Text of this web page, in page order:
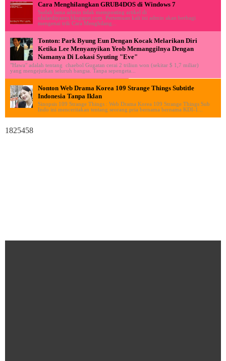
Cara Menghilangkan GRUB4DOS di Windows 7
Sudah lama admin tidak memposting artikel di
ululardiyanto.blogspot.com. Pertemuan kali ini admin akan berbagi
mengenai trik Cara Menghilang...
Tonton: Park Byung Eun Dengan Kocak Melarikan Diri
Ketika Lee Menyanyikan Yeob Memanggilnya Dengan
Namanya Di Lokasi Syuting "Eve"
"Hawa" adalah tentang chaebol Gugatan cerai 2 triliun won (sekitar $ 1,7 miliar)
yang mengejutkan seluruh bangsa. Tanpa sepengeta...
Nonton Web Drama Korea 109 Strange Things Subtitle
Indonesia Tanpa Iklan
Sinopsis 109 Strange Things : Web Drama Korea 109 Strange Things Sub
Indo ini menceritakan tentang seorang pria bernama bernama KDI-1...
1825458